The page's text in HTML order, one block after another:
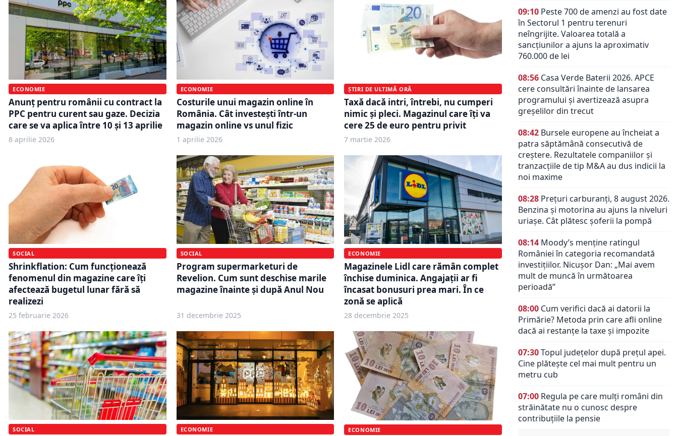
ECONOMIE
Anunț pentru românii cu contract la
PPC pentru curent sau gaze. Decizia
care se va aplica între 10 și 13 aprilie
8 aprilie 2026
ECONOMIE
Costurile unui magazin online în
România. Cât investești într-un
magazin online vs unul fizic
1 aprilie 2026
ȘTIRI DE ULTIMĂ ORĂ
Taxă dacă intri, întrebi, nu cumperi
nimic și pleci. Magazinul care îți va
cere 25 de euro pentru privit
7 martie 2026
SOCIAL
Shrinkflation: Cum funcționează
fenomenul din magazine care îți
afectează bugetul lunar fără să
realizezi
25 februarie 2026
SOCIAL
Program supermarketuri de
Revelion. Cum sunt deschise marile
magazine înainte și după Anul Nou
31 decembrie 2025
ECONOMIE
Magazinele Lidl care rămân complet
închise duminica. Angajații ar fi
încasat bonusuri prea mari. În ce
zonă se aplică
28 decembrie 2025
SOCIAL ECONOMIE ECONOMIE
09:10 Peste 700 de amenzi au fost date
în Sectorul 1 pentru terenuri
neîngrijite. Valoarea totală a
sancțiunilor a ajuns la aproximativ
760.000 de lei
08:56 Casa Verde Baterii 2026. APCE
cere consultări înainte de lansarea
programului și avertizează asupra
greșelilor din trecut
08:42 Bursele europene au încheiat a
patra săptămână consecutivă de
creștere. Rezultatele companiilor și
tranzacțiile de tip M&A au dus indicii la
noi maxime
08:28 Prețuri carburanți, 8 august 2026.
Benzina și motorina au ajuns la niveluri
uriașe. Cât plătesc șoferii la pompă
08:14 Moody’s menține ratingul
României în categoria recomandată
investițiilor. Nicușor Dan: „Mai avem
mult de muncă în următoarea
perioadă”
08:00 Cum verifici dacă ai datorii la
Primărie? Metoda prin care afli online
dacă ai restanțe la taxe și impozite
07:30Topul județelor după prețul apei.
Cine plătește cel mai mult pentru un
metru cub
07:00 Regula pe care mulți români din
străinătate nu o cunosc despre
contribuțiile la pensie